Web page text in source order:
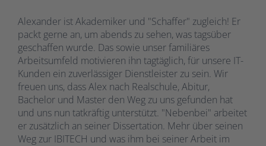
Alexander ist Akademiker und "Schaffer" zugleich! Er
packt gerne an, um abends zu sehen, was tagsüber
geschaffen wurde. Das sowie unser familiäres
Arbeitsumfeld motivieren ihn tagtäglich, für unsere IT-
Kunden ein zuverlässiger Dienstleister zu sein. Wir
freuen uns, dass Alex nach Realschule, Abitur,
Bachelor und Master den Weg zu uns gefunden hat
und uns nun tatkräftig unterstützt. "Nebenbei" arbeitet
er zusätzlich an seiner Dissertation. Mehr über seinen
Weg zur IBITECH und was ihm bei seiner Arbeit im